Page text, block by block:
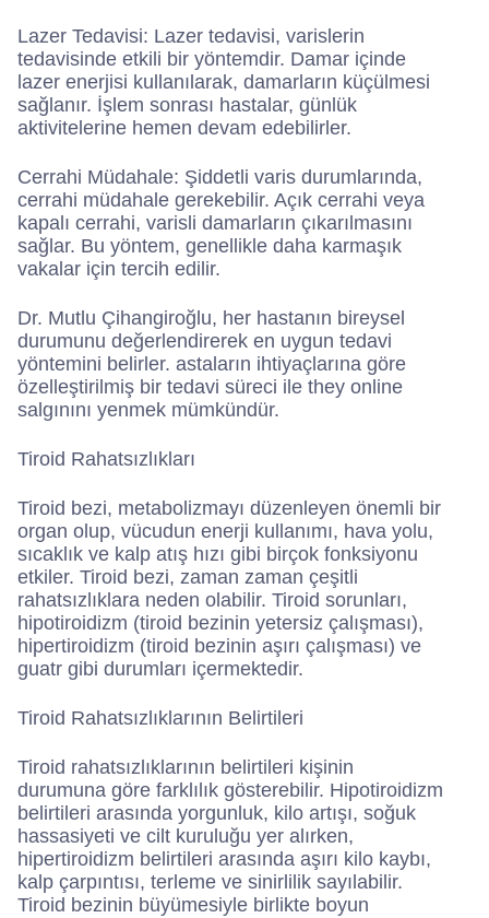
Lazer Tedavisi: Lazer tedavisi, varislerin
tedavisinde etkili bir yöntemdir. Damar içinde
lazer enerjisi kullanılarak, damarların küçülmesi
sağlanır. İşlem sonrası hastalar, günlük
aktivitelerine hemen devam edebilirler.
Cerrahi Müdahale: Şiddetli varis durumlarında,
cerrahi müdahale gerekebilir. Açık cerrahi veya
kapalı cerrahi, varisli damarların çıkarılmasını
sağlar. Bu yöntem, genellikle daha karmaşık
vakalar için tercih edilir.
Dr. Mutlu Çihangiroğlu, her hastanın bireysel
durumunu değerlendirerek en uygun tedavi
yöntemini belirler. astaların ihtiyaçlarına göre
özelleştirilmiş bir tedavi süreci ile they online
salgınını yenmek mümkündür.
Tiroid Rahatsızlıkları
Tiroid bezi, metabolizmayı düzenleyen önemli bir
organ olup, vücudun enerji kullanımı, hava yolu,
sıcaklık ve kalp atış hızı gibi birçok fonksiyonu
etkiler. Tiroid bezi, zaman zaman çeşitli
rahatsızlıklara neden olabilir. Tiroid sorunları,
hipotiroidizm (tiroid bezinin yetersiz çalışması),
hipertiroidizm (tiroid bezinin aşırı çalışması) ve
guatr gibi durumları içermektedir.
Tiroid Rahatsızlıklarının Belirtileri
Tiroid rahatsızlıklarının belirtileri kişinin
durumuna göre farklılık gösterebilir. Hipotiroidizm
belirtileri arasında yorgunluk, kilo artışı, soğuk
hassasiyeti ve cilt kuruluğu yer alırken,
hipertiroidizm belirtileri arasında aşırı kilo kaybı,
kalp çarpıntısı, terleme ve sinirlilik sayılabilir.
Tiroid bezinin büyümesiyle birlikte boyun